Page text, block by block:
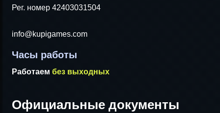
Рег. номер 42403031504
info@kupigames.com
Часы работы
Работаем без выходных
Официальные документы